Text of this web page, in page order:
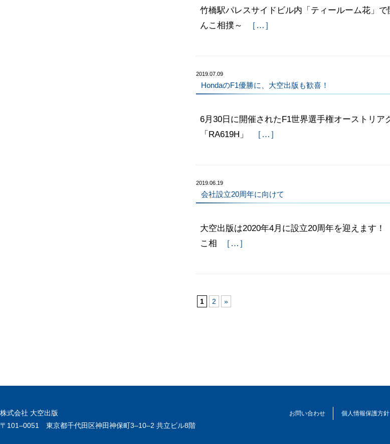
竹橋駅パレスサイドビル内「ティールーム花」
んこ相撲～
［…］
2019.07.09
HondaのF1優勝に、大空出版も歓喜！
6月30日に開催されたF1世界選手権オーストリア
「RA619H」
［…］
2019.06.19
会社設立20周年に向けて
大空出版は2020年4月に設立20周年を迎えます
こ相
［…］
1 2 »
株式会社 大空出版
〒101‒0051 東京都千代田区神田神保町3‒10‒2 共立ビル8階
お問い合わせ 個人情報保護方針